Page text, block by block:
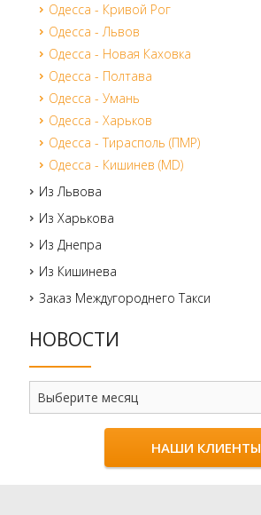
Одесса - Кривой Рог
Одесса - Львов
Одесса - Новая Каховка
Одесса - Полтава
Одесса - Умань
Одесса - Харьков
Одесса - Тирасполь (ПМР)
Одесса - Кишинев (MD)
Из Львова
Из Харькова
Из Днепра
Из Кишинева
Заказ Междугороднего Такси
НОВОСТИ
НАШИ КЛИЕНТЫ